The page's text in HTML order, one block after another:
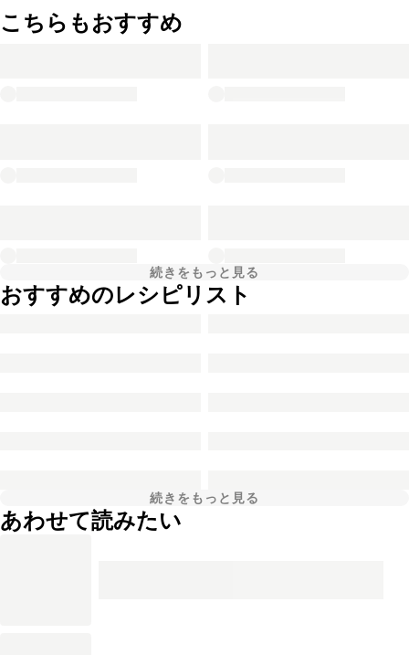
こちらもおすすめ
続きをもっと見る
おすすめのレシピリスト
続きをもっと見る
あわせて読みたい